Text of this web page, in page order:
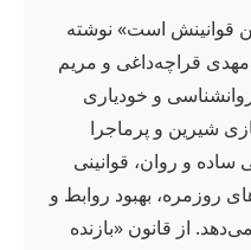
قوانینش است» نوشته
قراچه‌داغی و مریم
و خودیاری
شیرین و پرماجرا
ساده و روان، قوانینی
روزمره، بهبود روابط و
از قانون «بازنده